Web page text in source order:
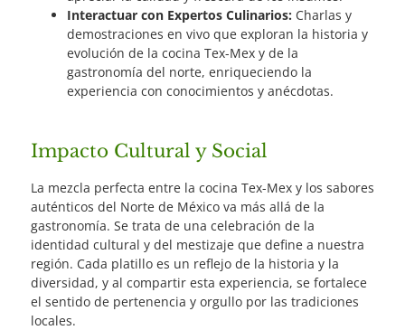
Interactuar con Expertos Culinarios: Charlas y
demostraciones en vivo que exploran la historia y
evolución de la cocina Tex-Mex y de la
gastronomía del norte, enriqueciendo la
experiencia con conocimientos y anécdotas.
Impacto Cultural y Social
La mezcla perfecta entre la cocina Tex-Mex y los sabores
auténticos del Norte de México va más allá de la
gastronomía. Se trata de una celebración de la
identidad cultural y del mestizaje que define a nuestra
región. Cada platillo es un reflejo de la historia y la
diversidad, y al compartir esta experiencia, se fortalece
el sentido de pertenencia y orgullo por las tradiciones
locales.